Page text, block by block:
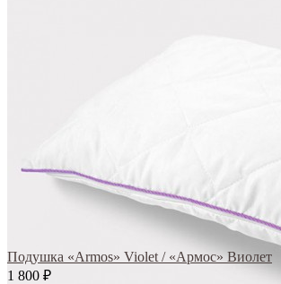
Подушка «Armos» Violet / «Армос» Виолет
1 800 ₽